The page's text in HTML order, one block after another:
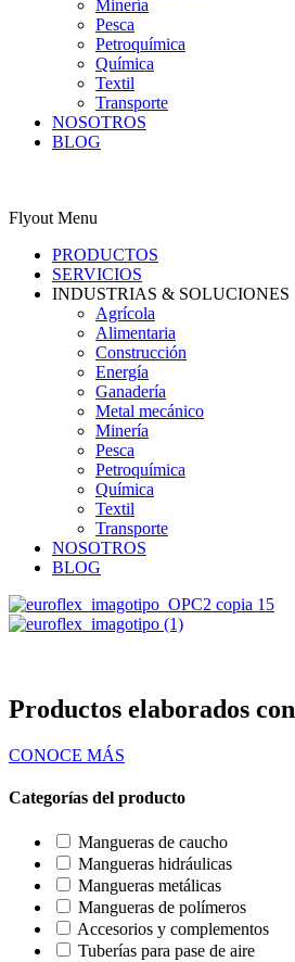
Minería
Pesca
Petroquímica
Química
Textil
Transporte
NOSOTROS
BLOG
Flyout Menu
PRODUCTOS
SERVICIOS
INDUSTRIAS & SOLUCIONES
Agrícola
Alimentaria
Construcción
Energía
Ganadería
Metal mecánico
Minería
Pesca
Petroquímica
Química
Textil
Transporte
NOSOTROS
BLOG
Productos elaborados
CONOCE MÁS
Categorías del producto
Mangueras de caucho
Mangueras hidráulicas
Mangueras metálicas
Mangueras de polímeros
Accesorios y complementos
Tuberías para pase de aire